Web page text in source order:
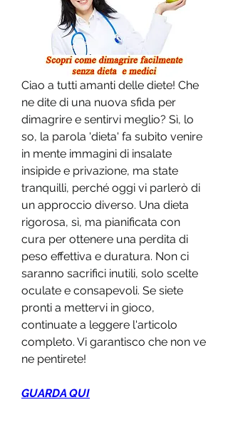
Ciao a tutti amanti delle diete! Che
ne dite di una nuova sfida per
dimagrire e sentirvi meglio? Sì, lo
so, la parola 'dieta' fa subito venire
in mente immagini di insalate
insipide e privazione, ma state
tranquilli, perché oggi vi parlerò di
un approccio diverso. Una dieta
rigorosa, sì, ma pianificata con
cura per ottenere una perdita di
peso effettiva e duratura. Non ci
saranno sacrifici inutili, solo scelte
oculate e consapevoli. Se siete
pronti a mettervi in gioco,
continuate a leggere l'articolo
completo. Vi garantisco che non ve
ne pentirete!
GUARDA QUI